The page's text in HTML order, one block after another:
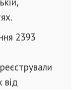
2393
від